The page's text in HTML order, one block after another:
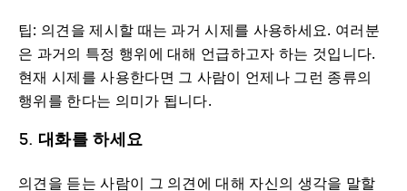
팁: 의견을 제시할 때는 과거 시제를 사용하세요. 여러분
은 과거의 특정 행위에 대해 언급하고자 하는 것입니다.
현재 시제를 사용한다면 그 사람이 언제나 그런 종류의
행위를 한다는 의미가 됩니다.
5. 대화를 하세요
의견을 듣는 사람이 그 의견에 대해 자신의 생각을 말할